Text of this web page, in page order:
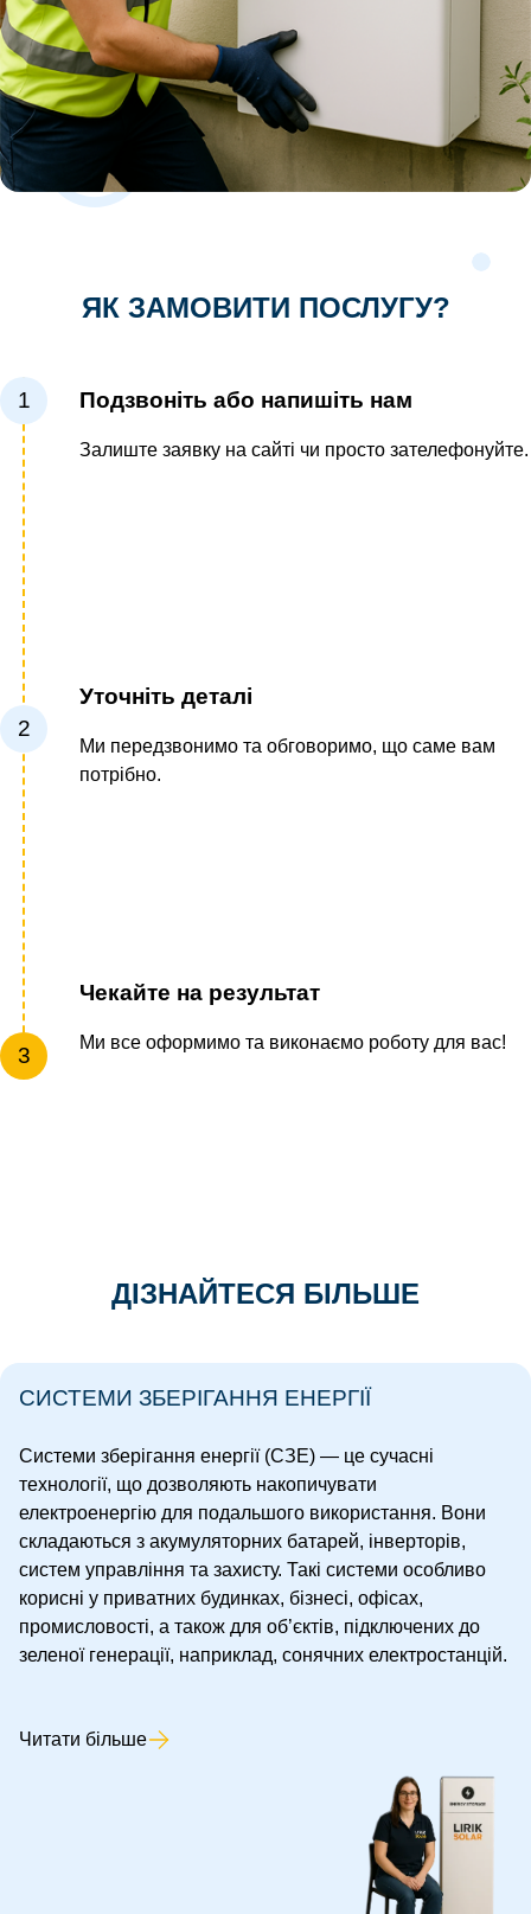
ЯК ЗАМОВИТИ ПОСЛУГУ?
1
2
3
Подзвоніть або напишіть нам
Залиште заявку на сайті чи просто зателефонуйте.
Уточніть деталі
Ми передзвонимо та обговоримо, що саме вам
потрібно.
Чекайте на результат
Ми все оформимо та виконаємо роботу для вас!
ДІЗНАЙТЕСЯ БІЛЬШЕ
СИСТЕМИ ЗБЕРІГАННЯ ЕНЕРГІЇ
Системи зберігання енергії (СЗЕ) — це сучасні
технології, що дозволяють накопичувати
електроенергію для подальшого використання. Вони
складаються з акумуляторних батарей, інверторів,
систем управління та захисту. Такі системи особливо
корисні у приватних будинках, бізнесі, офісах,
промисловості, а також для об’єктів, підключених до
зеленої генерації, наприклад, сонячних електростанцій.
Читати більше